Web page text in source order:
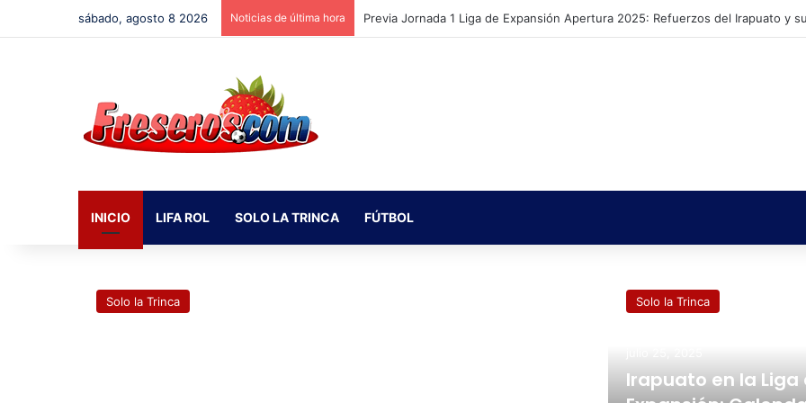
sábado, agosto 8 2026 Noticias de última hora Previa Jornada 1 Liga de Expansión Apertura 2025: Refuerzos del Irapuato y
INICIO LIFA ROL SOLO LA TRINCA FÚTBOL
Solo la Trinca Solo la Trinca
Irapuato en la Liga